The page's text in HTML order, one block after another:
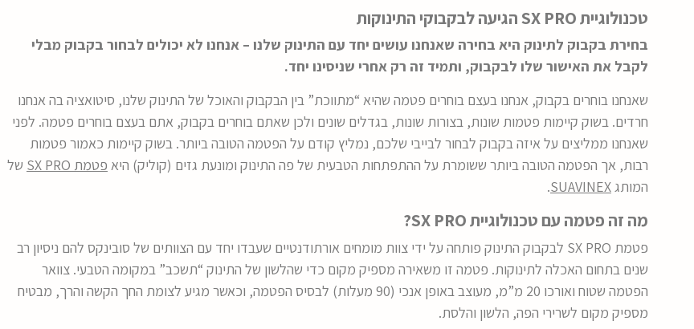
טכנולוגיית SX PRO הגיעה לבקבוקי התינוקות
בחירת בקבוק לתינוק היא בחירה שאנחנו עושים יחד עם התינוק שלנו – אנחנו לא יכולים לבחור בקבוק מבלי
לקבל את האישור שלו לבקבוק, ותמיד זה רק אחרי שניסינו יחד.
שאנחנו בוחרים בקבוק, אנחנו בעצם בוחרים פטמה שהיא “מתווכת” בין הבקבוק והאוכל של התינוק שלנו, סיטואציה בה אנחנו
חרדים. בשוק קיימות פטמות שונות, בצורות שונות, בגדלים שונים ולכן שאתם בוחרים בקבוק, אתם בעצם בוחרים פטמה. לפני
שאנחנו ממליצים על איזה בקבוק לבחור לבייבי שלכם, נמליץ קודם על הפטמה הטובה ביותר. בשוק קיימות כאמור פטמות
רבות, אך הפטמה הטובה ביותר ששומרת על ההתפתחות הטבעית של פה התינוק ומונעת גזים (קוליק) היא פטמת SX PRO
של
המותגSUAVINEX
.
מה זה פטמה עם טכנולוגיית SX PRO?
פטמת SX PRO לבקבוק התינוק פותחה על ידי צוות מומחים אורתודנטיים שעבדו יחד עם הצוותים של סובינקס להם ניסיון רב
שנים בתחום האכלה לתינוקות. פטמה זו משאירה מספיק מקום כדי שהלשון של התינוק “תשכב” במקומה הטבעי. צוואר
הפטמה שטוח ואורכו 20 מ”מ, מעוצב באופן אנכי (90 מעלות) לבסיס הפטמה, וכאשר מגיע לצומת החך הקשה והרך, מבטיח
מספיק מקום לשרירי הפה, הלשון והלסת.